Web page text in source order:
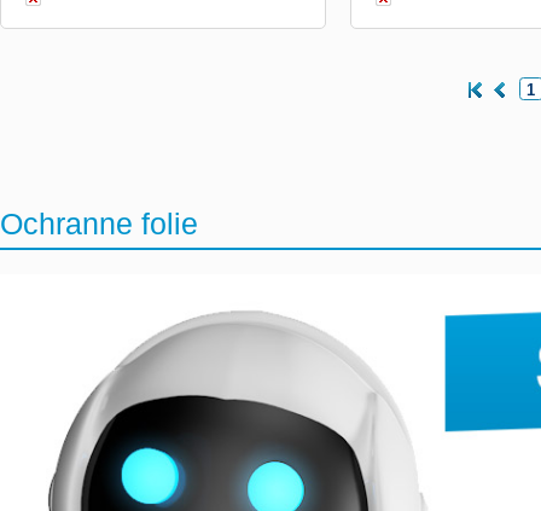
1
Ochranne folie